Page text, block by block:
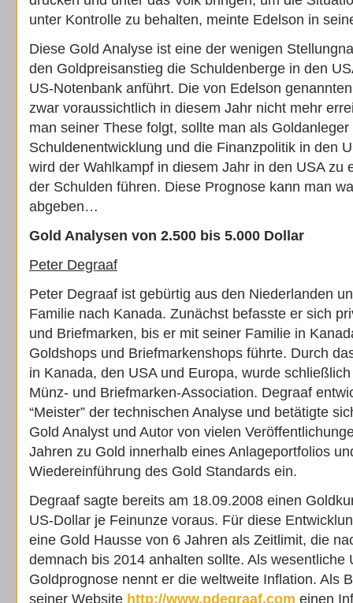
unter Kontrolle zu behalten, meinte Edelson in
Diese Gold Analyse ist eine der wenigen
den Goldpreisanstieg die Schuldenberge in den
US-Notenbank anführt. Die von Edelson
zwar voraussichtlich in diesem Jahr nicht mehr
man seiner These folgt, sollte man als Goldanleger
Schuldenentwicklung und die Finanzpolitik in den
wird der Wahlkampf in diesem Jahr in den USA zu
der Schulden führen. Diese Prognose kann man
abgeben…
Gold Analysen von 2.500 bis 5.000 Dollar
Peter Degraaf
Peter Degraaf ist gebürtig aus den Niederlanden
Familie nach Kanada. Zunächst befasste er sich
und Briefmarken, bis er mit seiner Familie in
Goldshops und Briefmarkenshops führte. Durch
in Kanada, den USA und Europa, wurde
Münz- und Briefmarken-Association. Degraaf
“Meister” der technischen Analyse und betätigte
Gold Analyst und Autor von vielen
Jahren zu Gold innerhalb eines Anlageportfolios
Wiedereinführung des Gold Standards ein.
Degraaf sagte bereits am 18.09.2008 einen
US-Dollar je Feinunze voraus. Für diese
eine Gold Hausse von 6 Jahren als Zeitlimit, die
demnach bis 2014 anhalten sollte. Als wesentliche
Goldprognose nennt er die weltweite Inflation. Als
seiner Website http://www.pdegraaf.com einen